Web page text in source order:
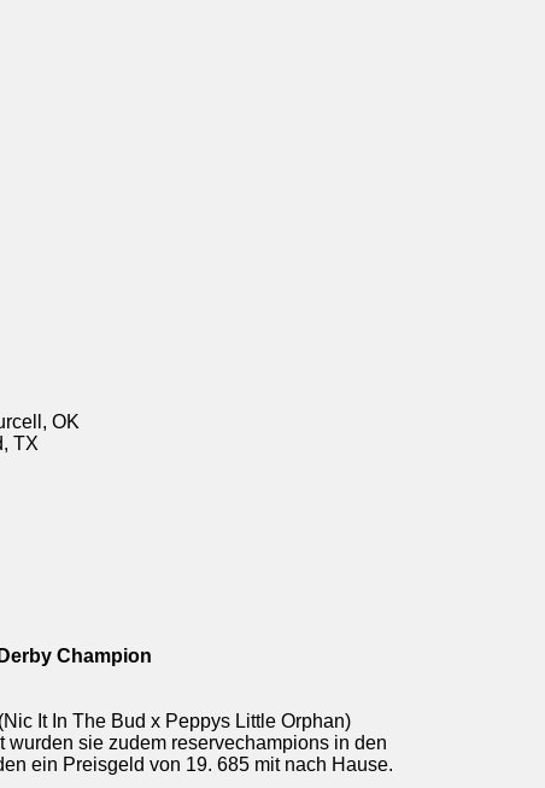
OK
TX
Champion
It In The Bud x Peppys Little Orphan)
sie zudem reservechampions in den
ein Preisgeld von 19. 685 mit nach Hause.